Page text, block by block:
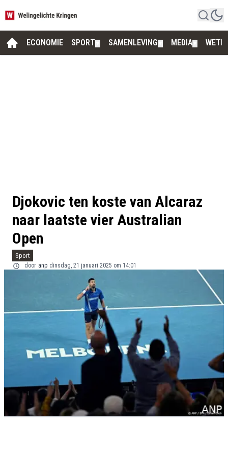
ECONOMIE SPORT SAMENLEVING MEDIA
Djokovic ten koste van Alcaraz
naar laatste vier Australian
Open
Sport
door anp dinsdag, 21 januari 2025 om 14:01